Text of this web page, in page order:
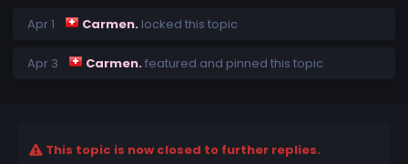
Apr 1 Carmen. locked this topic
Apr 3 Carmen.featured and pinned this topic
This topic is now closed to further replies.